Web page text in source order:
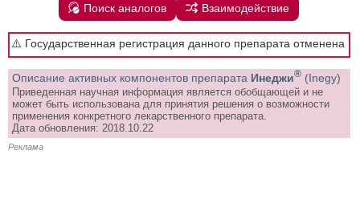
Поиск аналогов Взаимодействие
⚠️ Государственная регистрация данного препарата отменена
Описание активных компонентов препарата Инеджи® (Inegy)
Приведенная научная информация является обобщающей и не
может быть использована для принятия решения о возможности
применения конкретного лекарственного препарата.
Дата обновления: 2018.10.22
Реклама